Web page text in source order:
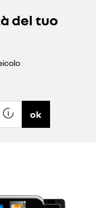
del tuo
ok